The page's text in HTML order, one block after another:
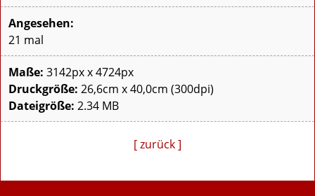
Angesehen:
21 mal
Maße: 3142px x 4724px
Druckgröße: 26,6cm x 40,0cm (300dpi)
Dateigröße: 2.34 MB
[ zurück ]